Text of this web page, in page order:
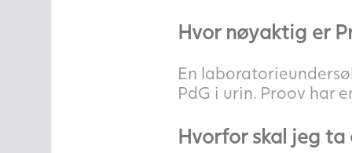
Hvor nøyaktig er
En
PdG i urin. Proov har
Hvorfor skal jeg